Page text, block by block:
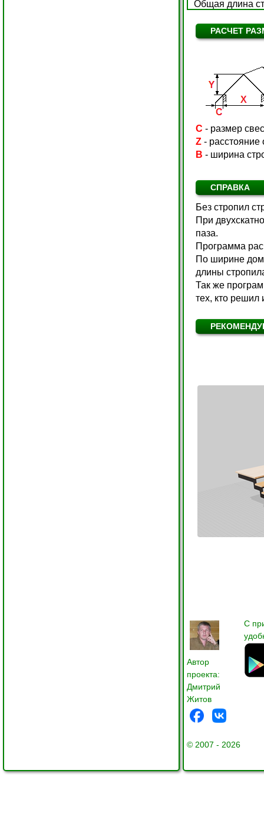
РАСЧЕТ
C - размер
Z - расстояние
B - ширина
СПРАВКА
Без стропил
При
паза.
Программа
По ширине
длины
Так же
тех, кто решил
Автор
проекта:
Дмитрий
Житов
© 2007 - 2026
С